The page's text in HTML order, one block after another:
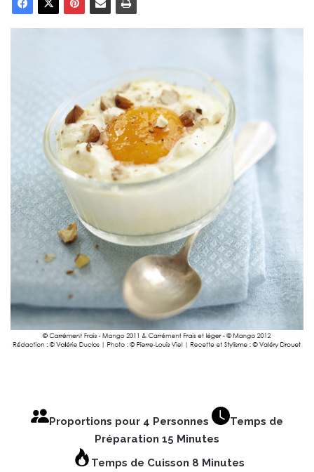
Proportions pour 4 Personnes
Temps de
Préparation 15 Minutes
Temps de Cuisson 8 Minutes